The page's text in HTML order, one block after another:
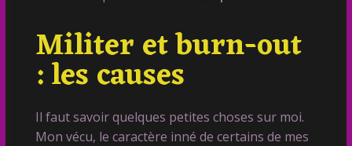
Militer et burn-out
: les causes
Il faut savoir quelques petites choses sur moi.
Mon vécu, le caractère inné de certains de mes